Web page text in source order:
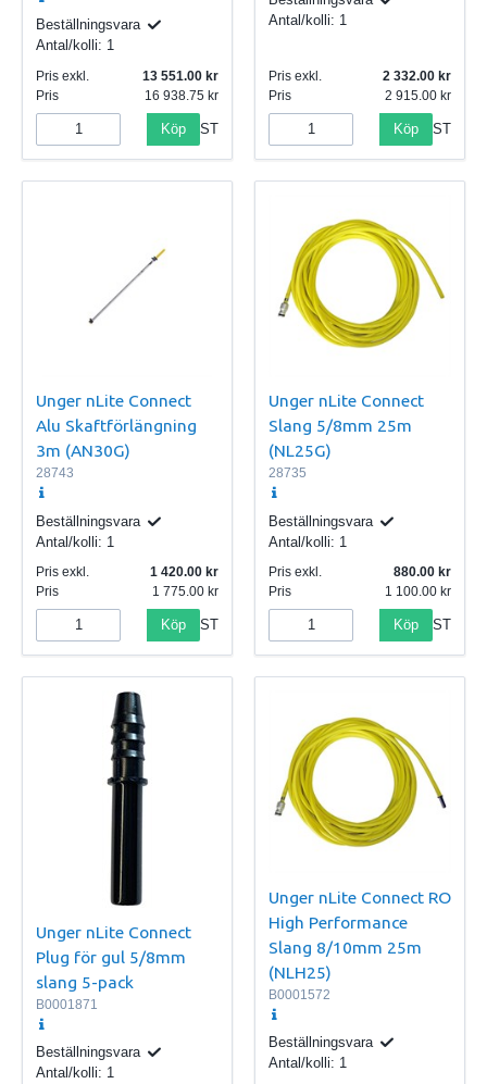
Beställningsvara
Antal/kolli: 1
Pris exkl.
13 551.00
Pris
16 938.75
Köp ST
Antal/kolli: 1
Pris exkl.
2 332.00
Pris
2 915.00
Köp ST
Unger nLite Connect
Alu Skaftförlängning
3m (AN30G)
28743
Beställningsvara
Antal/kolli: 1
Pris exkl.
1 420.00
Pris
1 775.00
Köp ST
Unger nLite Connect
Slang 5/8mm 25m
(NL25G)
28735
Beställningsvara
Antal/kolli: 1
Pris exkl.
880.00
Pris
1 100.00
Köp ST
Unger nLite Connect
Plug för gul 5/8mm
slang 5-pack
B0001871
Beställningsvara
Antal/kolli: 1
Unger nLite Connect RO
High Performance
Slang 8/10mm 25m
(NLH25)
B0001572
Beställningsvara
Antal/kolli: 1